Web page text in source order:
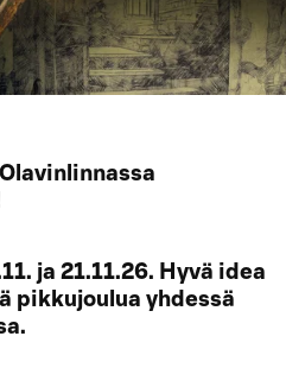
ja 21.11.26. Hyvä idea
pikkujoulua yhdessä